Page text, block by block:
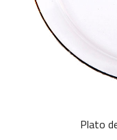
Plato